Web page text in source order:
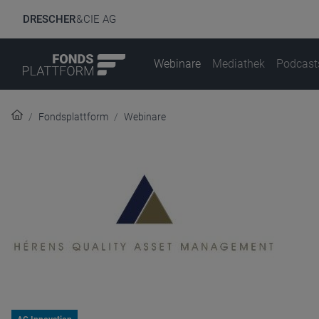
DRESCHER& CIE AG
Webinare Mediathek
Fondsplattform Webinare